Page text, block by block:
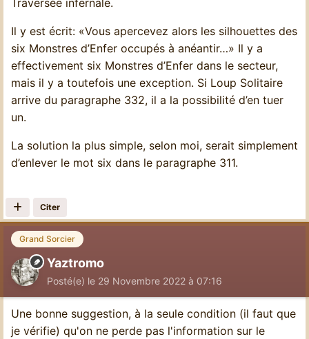
Traversée infernale.
Il y est écrit: «Vous apercevez alors les silhouettes des
six Monstres d’Enfer occupés à anéantir…» Il y a
effectivement six Monstres d’Enfer dans le secteur,
mais il y a toutefois une exception. Si Loup Solitaire
arrive du paragraphe 332, il a la possibilité d’en tuer
un.
La solution la plus simple, selon moi, serait simplement
d’enlever le mot six dans le paragraphe 311.
Citer
Grand Sorcier
Yaztromo
Posté(e) le 29 Novembre 2022 à 07:16
Une bonne suggestion, à la seule condition (il faut que
je vérifie) qu'on ne perde pas l'information sur le